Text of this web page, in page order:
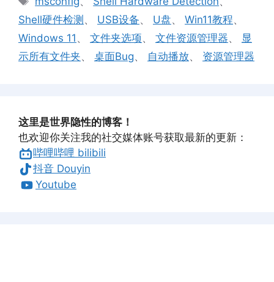
签
Shell硬件检测 、 USB设备、 U盘、 Win11教程、
Windows 11 、 文件夹选项、 文件资源管理器、 显
示所有文件夹、 桌面Bug、 自动播放、 资源管理器
这里是世界隐性的博客！
也欢迎你关注我的社交媒体账号获取最新的更新：
哔哩哔哩 bilibili
抖音 Douyin
Youtube